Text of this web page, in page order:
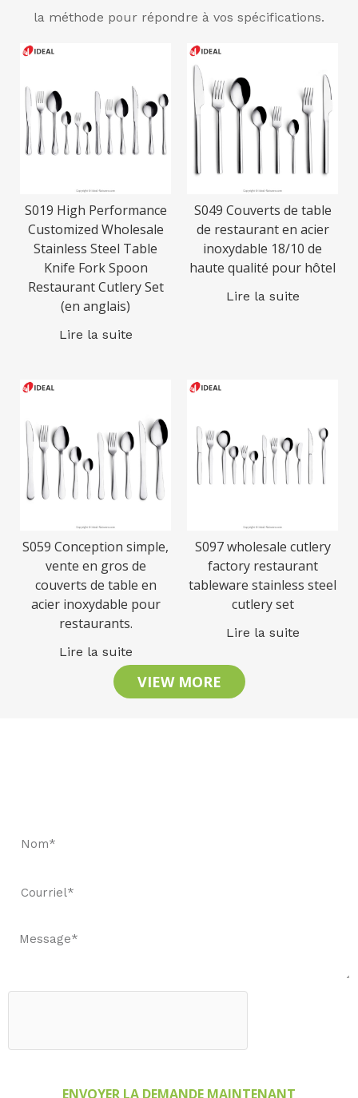
la méthode pour répondre à vos spécifications.
S019 High Performance
Customized Wholesale
Stainless Steel Table
Knife Fork Spoon
Restaurant Cutlery Set
(en anglais)
Lire la suite
S049 Couverts de table
de restaurant en acier
inoxydable 18/10 de
haute qualité pour hôtel
Lire la suite
S059 Conception simple,
vente en gros de
couverts de table en
acier inoxydable pour
restaurants.
Lire la suite
S097 wholesale cutlery
factory restaurant
tableware stainless steel
cutlery set
Lire la suite
VIEW MORE
ENVOYER LA DEMANDE MAINTENANT